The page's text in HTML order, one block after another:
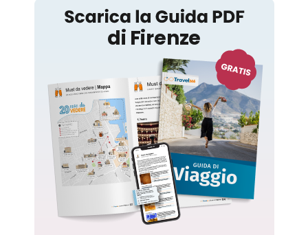
Firenze